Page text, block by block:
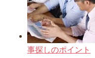
事探しのポイント